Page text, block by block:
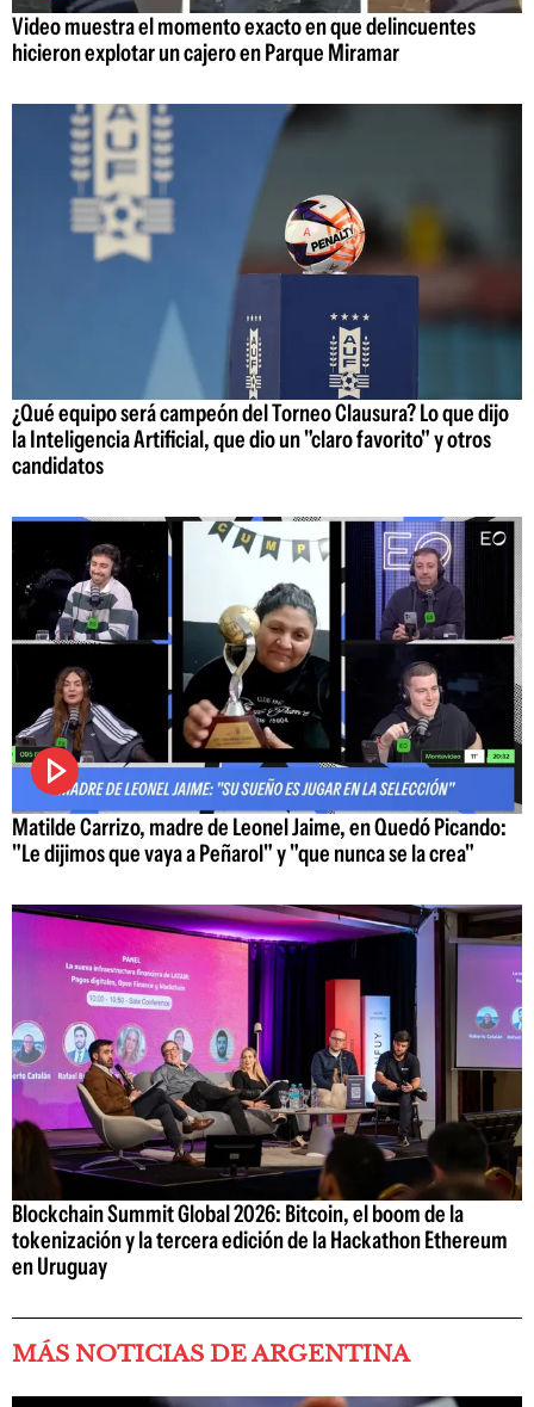
Video muestra el momento exacto en que delincuentes
hicieron explotar un cajero en Parque Miramar
¿Qué equipo será campeón del Torneo Clausura? Lo que dijo
la Inteligencia Artificial, que dio un "claro favorito" y otros
candidatos
Matilde Carrizo, madre de Leonel Jaime, en Quedó Picando:
"Le dijimos que vaya a Peñarol" y "que nunca se la crea"
Blockchain Summit Global 2026: Bitcoin, el boom de la
tokenización y la tercera edición de la Hackathon Ethereum
en Uruguay
MÁS NOTICIAS DE ARGENTINA